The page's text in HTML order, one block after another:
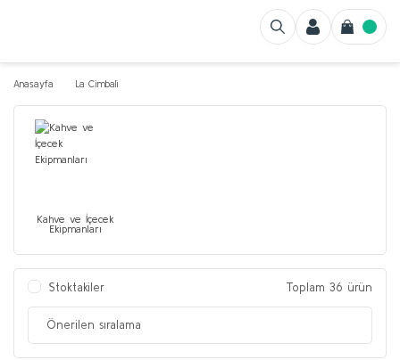
Anasayfa La Cimbali
Kahve ve İçecek
Ekipmanları
Stoktakiler Toplam 36 ürün